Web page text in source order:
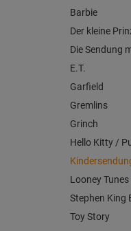
Barbie
Der kleine
Die Sendung
E.T.
Garfield
Gremlins
Grinch
Hello Kitty /
Looney Tunes
Stephen King
Toy Story